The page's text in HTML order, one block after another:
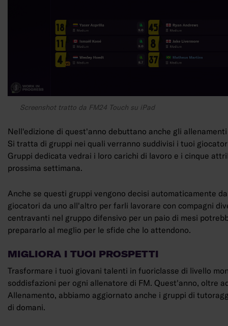
Screenshot tratto da FM24 Touch su iPad
Nell'edizione di quest'anno debuttano anche gli
Si tratta di gruppi nei quali verranno suddivisi i tuoi
Gruppi dedicata vedrai i loro carichi di lavoro e i cinque
prossima settimana.
Anche se questi gruppi vengono decisi automaticamente
giocatori da uno all'altro per farli lavorare con compagni
centravanti nel gruppo difensivo per un paio di mesi
prepararlo al meglio per le sfide che lo attendono.
MIGLIORA I TUOI PROSPETTI
Trasformare i tuoi giovani talenti in fuoriclasse di livello
soddisfazioni per ogni allenatore di FM. Quest'anno, oltre
Allenamento, abbiamo aggiornato anche i gruppi di
di domani.